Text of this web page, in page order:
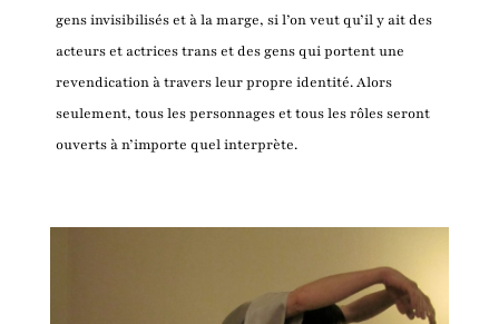
gens invisibilisés et à la marge, si l’on veut qu’il y ait des
acteurs et actrices trans et des gens qui portent une
revendication à travers leur propre identité. Alors
seulement, tous les personnages et tous les rôles seront
ouverts à n’importe quel interprète.